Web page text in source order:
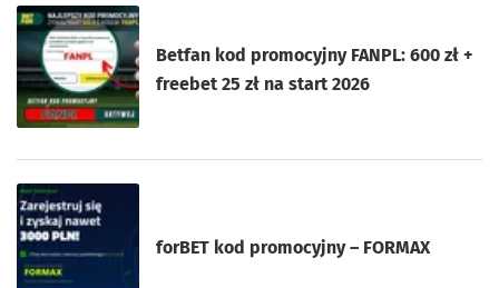
Betfan kod promocyjny FANPL: 600 zł +
freebet 25 zł na start 2026
forBET kod promocyjny – FORMAX